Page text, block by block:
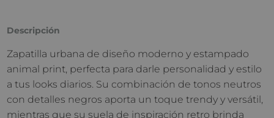
Descripción
Zapatilla urbana de diseño moderno y estampado
animal print, perfecta para darle personalidad y estilo
a tus looks diarios. Su combinación de tonos neutros
con detalles negros aporta un toque trendy y versátil,
mientras que su suela de inspiración retro brinda